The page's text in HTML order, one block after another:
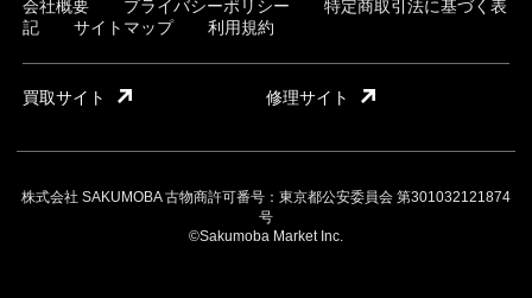
会社概要 プライバシーポリシー
特定商取引法に基づく表
記
サイトマップ 利用規約
買取サイト 修理サイト
株式会社 SAKUMOBA 古物商許可番号：東京都公安委員会 第301032121874
号
©Sakumoba Market Inc.